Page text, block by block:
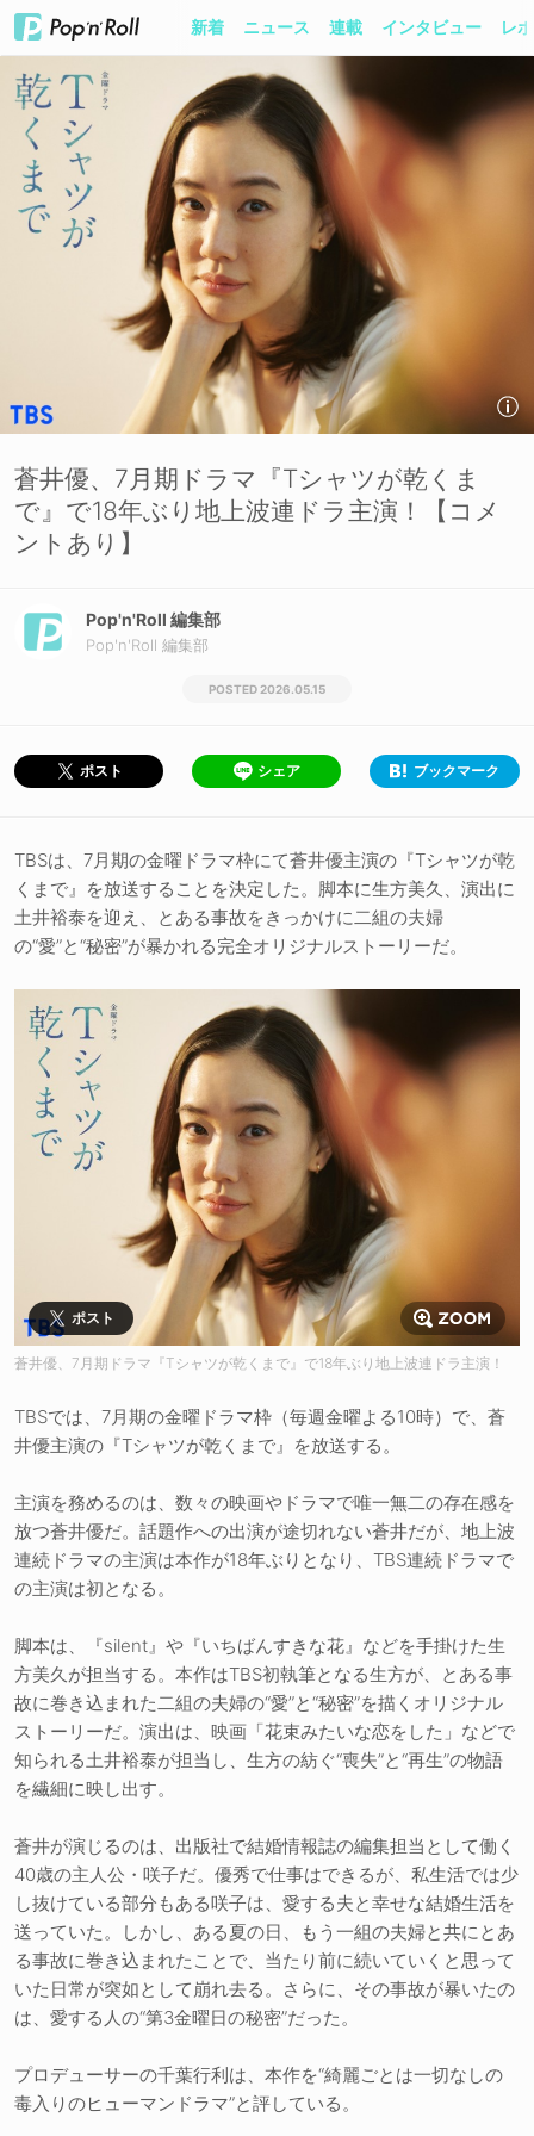
新着 ニュース 連載 インタビュー レ
蒼井優、7月期ドラマ『Tシャツが乾くま
で』で18年ぶり地上波連ドラ主演！【コメ
ントあり】
Pop'n'Roll 編集部
Pop'n'Roll 編集部
2026.05.15
ポスト シェア ブックマーク
TBSは、7月期の金曜ドラマ枠にて蒼井優主演の『Tシャツが乾
くまで』を放送することを決定した。脚本に生方美久、演出に
土井裕泰を迎え、とある事故をきっかけに二組の夫婦
の“愛”と“秘密”が暴かれる完全オリジナルストーリーだ。
ポスト
蒼井優、7月期ドラマ『Tシャツが乾くまで』で18年ぶり地上波連ドラ主演！
TBSでは、7月期の金曜ドラマ枠（毎週金曜よる10時）で、蒼
井優主演の『Tシャツが乾くまで』を放送する。
主演を務めるのは、数々の映画やドラマで唯一無二の存在感を
放つ蒼井優だ。話題作への出演が途切れない蒼井だが、地上波
連続ドラマの主演は本作が18年ぶりとなり、TBS連続ドラマで
の主演は初となる。
脚本は、『silent』や『いちばんすきな花』などを手掛けた生
方美久が担当する。本作はTBS初執筆となる生方が、とある事
故に巻き込まれた二組の夫婦の“愛”と“秘密”を描くオリジナル
ストーリーだ。演出は、映画「花束みたいな恋をした」などで
知られる土井裕泰が担当し、生方の紡ぐ“喪失”と“再生”の物語
を繊細に映し出す。
蒼井が演じるのは、出版社で結婚情報誌の編集担当として働く
40歳の主人公・咲子だ。優秀で仕事はできるが、私生活では少
し抜けている部分もある咲子は、愛する夫と幸せな結婚生活を
送っていた。しかし、ある夏の日、もう一組の夫婦と共にとあ
る事故に巻き込まれたことで、当たり前に続いていくと思って
いた日常が突如として崩れ去る。さらに、その事故が暴いたの
は、愛する人の“第3金曜日の秘密”だった。
プロデューサーの千葉行利は、本作を“綺麗ごとは一切なしの
毒入りのヒューマンドラマ”と評している。